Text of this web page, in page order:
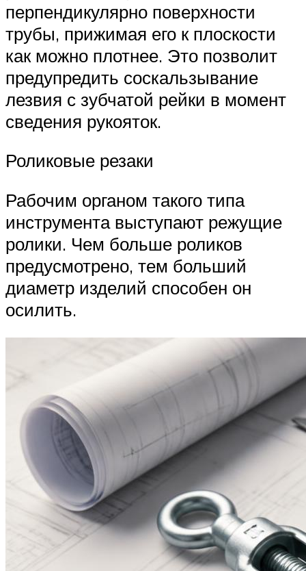
перпендикулярно поверхности
трубы, прижимая его к плоскости
как можно плотнее. Это позволит
предупредить соскальзывание
лезвия с зубчатой рейки в момент
сведения рукояток.
Роликовые резаки
Рабочим органом такого типа
инструмента выступают режущие
ролики. Чем больше роликов
предусмотрено, тем больший
диаметр изделий способен он
осилить.